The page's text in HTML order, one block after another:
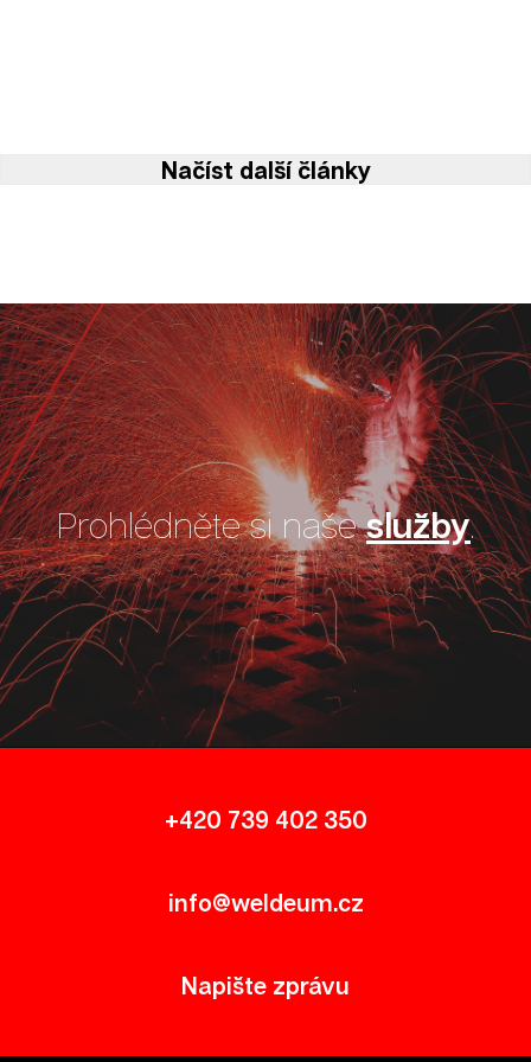
Načíst další články
Prohlédněte si našeslužby.
+420 739 402 350
info@weldeum.cz
Napište zprávu